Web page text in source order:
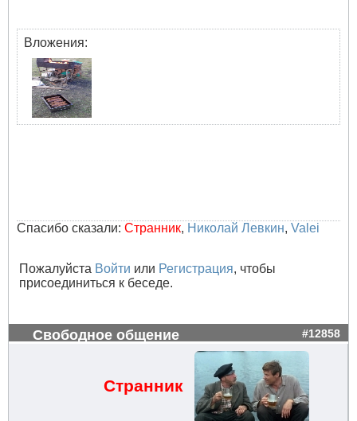
Вложения:
Спасибо сказали: Странник, Николай Левкин, Valei
Пожалуйста Войти или Регистрация, чтобы
присоединиться к беседе.
Свободное общение #12858
Странник